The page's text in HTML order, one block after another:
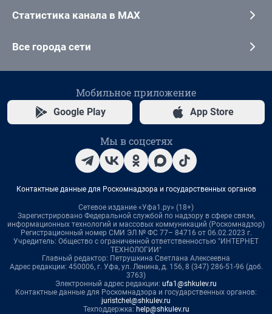
Статистика канала в MAX
Все города сети
Мобильное приложение
Google Play App Store
Мы в соцсетях
Контактные данные для Роскомнадзора и государственных органов
Сетевое издание «Уфа1.ру» (18+)
Зарегистрировано Федеральной службой по надзору в сфере связи,
информационных технологий и массовых коммуникаций (Роскомнадзор)
Регистрационный номер СМИ ЭЛ № ФС 77– 84716 от 06.02.2023 г.
Учредитель: Общество с ограниченной ответственностью "ИНТЕРНЕТ
ТЕХНОЛОГИИ"
Главный редактор: Петрушкина Светлана Алексеевна
Адрес редакции: 450006, г. Уфа, ул. Ленина, д. 156, 8 (347) 286-51-96 (доб.
3763)
Электронный адрес редакции: ufa1@shkulev.ru
Контактные данные для Роскомнадзора и государственных органов:
juristchel@shkulev.ru
Техподдержка: help@shkulev.ru